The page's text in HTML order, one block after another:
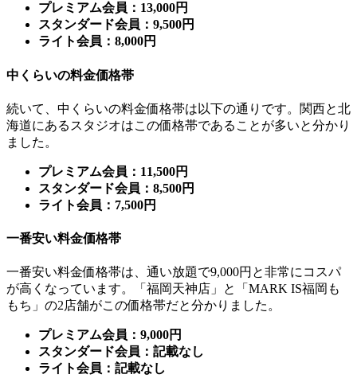
プレミアム会員：13,000円
スタンダード会員：9,500円
ライト会員：8,000円
中くらいの料金価格帯
続いて、中くらいの料金価格帯は以下の通りです。関西と北
海道にあるスタジオはこの価格帯であることが多いと分かり
ました。
プレミアム会員：11,500円
スタンダード会員：8,500円
ライト会員：7,500円
一番安い料金価格帯
一番安い料金価格帯は、通い放題で9,000円と非常にコスパ
が高くなっています。「福岡天神店」と「MARK IS福岡も
もち」の2店舗がこの価格帯だと分かりました。
プレミアム会員：9,000円
スタンダード会員：記載なし
ライト会員：記載なし